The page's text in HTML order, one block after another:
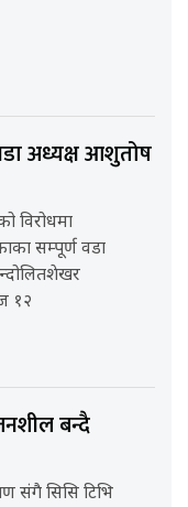
अध्यक्ष आशुतोष
विरोधमा
सम्पूर्ण वडा
१२
बन्दै
संगै सिसि टिभि